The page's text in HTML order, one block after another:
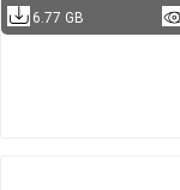
6.77 GB